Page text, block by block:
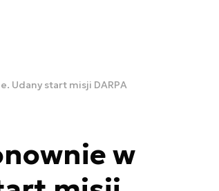
Udany start misji DARPA
w